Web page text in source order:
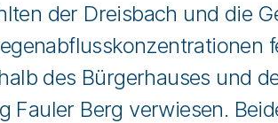
der Dreisbach und die
des Bürgerhauses und
Berg verwiesen.